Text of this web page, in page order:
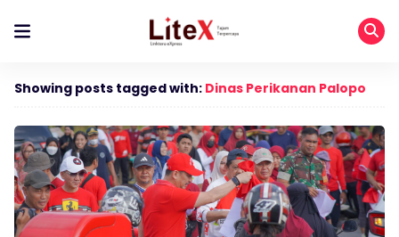
Showing posts tagged with: Dinas Perikanan Palopo